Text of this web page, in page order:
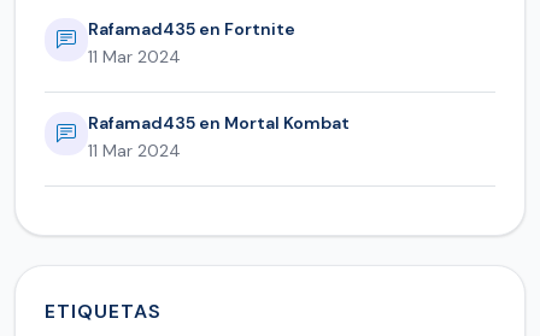
Rafamad435 en Fortnite
11 Mar 2024
Rafamad435 en Mortal Kombat
11 Mar 2024
ETIQUETAS